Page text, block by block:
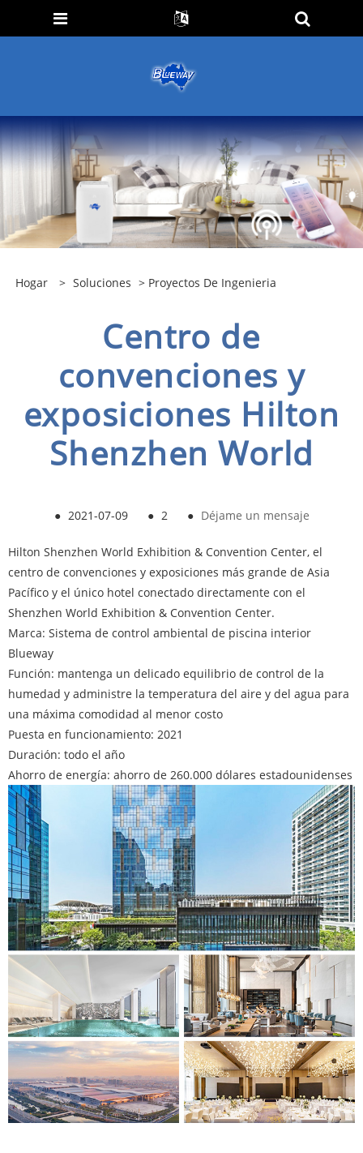
Hogar > Soluciones > Proyectos De Ingenieria
Centro de
convenciones y
exposiciones Hilton
Shenzhen World
● 2021-07-09 ● 2 ● Déjame un mensaje
Hilton Shenzhen World Exhibition & Convention Center, el
centro de convenciones y exposiciones más grande de Asia
Pacífico y el único hotel conectado directamente con el
Shenzhen World Exhibition & Convention Center.
Marca: Sistema de control ambiental de piscina interior
Blueway
Función: mantenga un delicado equilibrio de control de la
humedad y administre la temperatura del aire y del agua para
una máxima comodidad al menor costo
Puesta en funcionamiento: 2021
Duración: todo el año
Ahorro de energía: ahorro de 260.000 dólares estadounidenses